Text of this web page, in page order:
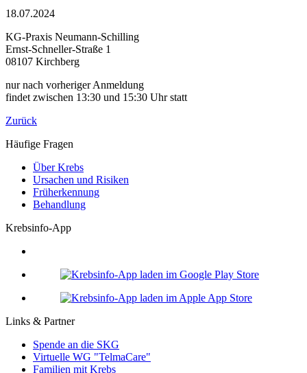
18.07.2024
KG-Praxis Neumann-Schilling
Ernst-Schneller-Straße 1
08107 Kirchberg
nur nach vorheriger Anmeldung
findet zwischen 13:30 und 15:30 Uhr statt
Zurück
Häufige Fragen
Über Krebs
Ursachen und Risiken
Früherkennung
Behandlung
Krebsinfo-App
Links & Partner
Spende an die SKG
Virtuelle WG "TelmaCare"
Familien mit Krebs